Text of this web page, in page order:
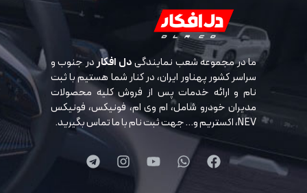
ما در مجموعه شعب نمایندگیدل افکاردر جنوب و
سراسر کشور پهناور ایران، در کنار شما هستیم با ثبت
نام و ارائه خدمات پس از فروش کلیه محصولات
مدیران خودرو شامل، ام وی ام، فونیکس، فونیکس
NEV، اکستریم و… جهت ثبت نام با ما تماس بگیرید.